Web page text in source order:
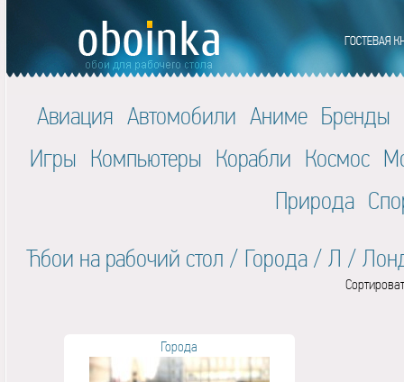
Авиация Автомобили Аниме Бренды
Игры Компьютеры Корабли Космос
Природа
Ћбои на рабочий стол / Города / Л /
Города